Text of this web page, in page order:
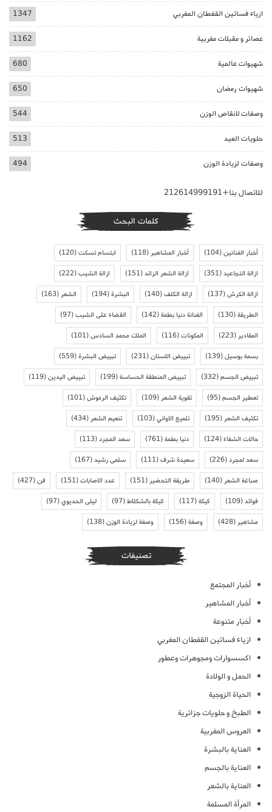
ازياء فساتين القفطان المغربي 1347
عصائر و مقبلات مغربية 1162
شهيوات عالمية 680
شهيوات رمضان 650
وصفات لانقاص الوزن 544
حلويات العيد 513
وصفات لزيادة الوزن 494
للاتصال بنا+212614999191
كلمات البحث
أخبار الفنانين(104) أخبار المشاهير(118) ابتسام تسكت(120)
ازالة التجاعيد(351) ازالة الشعر الزائد(151) ازالة الشيب(222)
ازالة الكرش(137) ازالة الكلف(140) البشرة(194) الشعر(163)
الطريقة(130) الفنانة دنيا بطمة(142) القضاء على الشيب(97)
المقادير(223) المكونات(116) الملك محمد السادس(101)
بسمة بوسيل(139) تبييض الاسنان(231) تبييض البشرة(559)
تبييض الجسم(332) تبييض المنطقة الحساسة(199) تبييض اليدين(119)
تعطير الجسم(95) تقوية الشعر(109) تكثيف الرموش(101)
تكثيف الشعر(195) تلميع الاواني(103) تنعيم الشعر(434)
حالات الشفاء(124) دنيا بطمة(761) سعد المجرد(113)
سعد لمجرد(226) سعيدة شرف(111) سلمى رشيد(167)
صباغة الشعر(140) طريقة التحضير(151) عدد الاصابات(151) فن(427)
فوائد(109) كيكة(117) كيكة بالشكلاط(97) ليلى الحديوي(97)
مشاهير(428) وصفة(156) وصفة لزيادة الوزن(138)
تصنيفات
أخبار المجتمع
أخبار المشاهير
أخبار متنوعة
ازياء فساتين القفطان المغربي
اكسسوارات ومجوهرات وعطور
الحمل و الولادة
الحياة الزوجية
الطبخ و حلويات جزائرية
العروس المغربية
العناية بالبشرة
العناية بالجسم
العناية بالشعر
المرأة المسلمة